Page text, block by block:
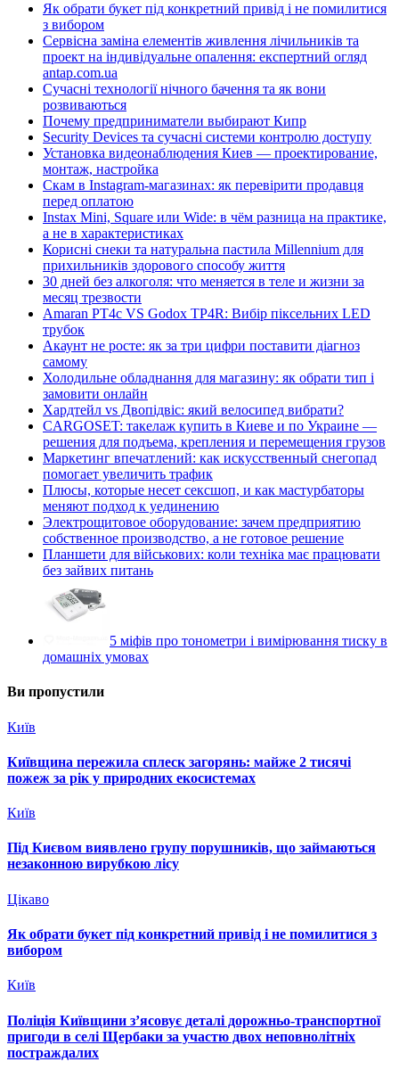
Як обрати букет під конкретний привід і не помилитися
з вибором
Сервісна заміна елементів живлення лічильників та
проект на індивідуальне опалення: експертний огляд
antap.com.ua
Сучасні технології нічного бачення та як вони
розвиваються
Почему предприниматели выбирают Кипр
Security Devices та сучасні системи контролю доступу
Установка видеонаблюдения Киев — проектирование,
монтаж, настройка
Скам в Instagram-магазинах: як перевірити продавця
перед оплатою
Instax Mini, Square или Wide: в чём разница на практике,
а не в характеристиках
Корисні снеки та натуральна пастила Millennium для
прихильників здорового способу життя
30 дней без алкоголя: что меняется в теле и жизни за
месяц трезвости
Amaran PT4c VS Godox TP4R: Вибір піксельних LED
трубок
Акаунт не росте: як за три цифри поставити діагноз
самому
Холодильне обладнання для магазину: як обрати тип і
замовити онлайн
Хардтейл vs Двопідвіс: який велосипед вибрати?
CARGOSET: такелаж купить в Киеве и по Украине —
решения для подъема, крепления и перемещения грузов
Маркетинг впечатлений: как искусственный снегопад
помогает увеличить трафик
Плюсы, которые несет сексшоп, и как мастурбаторы
меняют подход к уединению
Электрощитовое оборудование: зачем предприятию
собственное производство, а не готовое решение
Планшети для військових: коли техніка має працювати
без зайвих питань
5 міфів про тонометри і вимірювання тиску в
домашніх умовах
Ви пропустили
Київ
Київщина пережила сплеск загорянь: майже 2 тисячі
пожеж за рік у природних екосистемах
Київ
Під Києвом виявлено групу порушників, що займаються
незаконною вирубкою лісу
Цікаво
Як обрати букет під конкретний привід і не помилитися з
вибором
Київ
Поліція Київщини з’ясовує деталі дорожньо-транспортної
пригоди в селі Щербаки за участю двох неповнолітніх
постраждалих